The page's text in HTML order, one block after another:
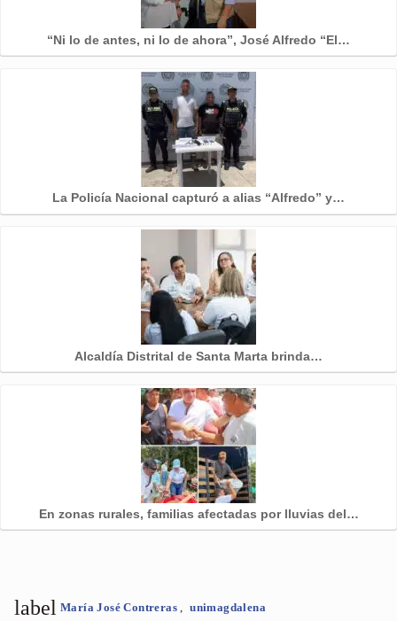
“Ni lo de antes, ni lo de ahora”, José Alfredo “El…
La Policía Nacional capturó a alias “Alfredo” y…
Alcaldía Distrital de Santa Marta brinda…
En zonas rurales, familias afectadas por lluvias del…
label María José Contreras, unimagdalena